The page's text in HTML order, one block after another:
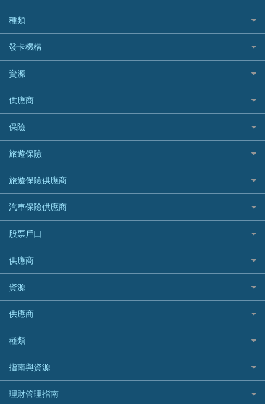
結餘轉戶(清卡數貸款)
銀行貸款
財務公司貸款
免入息貸款
免TU貸款
急借錢
緊急貸款比較
最佳小額貸款比較
易批必批貸款
24小時貸款
最佳循環貸款
BOC 中國銀行
Cashing Pro 優尚信貸
CCB(Asia) 中國建設銀行 (亞洲)
Citibank 花旗銀行
CNCBI 信銀國際
CreFIT 維信
DBS 星展銀行
DSB 大新銀行
HSBC 滙豐銀行貸款
K Cash 貸款
Mox 銀行
National Resources 中潤物業按揭
OCBC 華僑銀行
PrimeCredit 安信信貸
Promise 邦民日本財務
Rabbit Credit月兔信貸
Standard Chartered 渣打銀行
UA 亞洲聯合財務
WeLab Bank
WeLend 貸款
如何申請個人貸款
如何管理個人貸款
個人貸款有用資訊
清卡數貸款教學
循環貸款教學
個人化貸款產品推介 🔥全新
債務重組一覽
供樓利息扣稅
最佳貸款app
種類
網購優惠
精選外幣網購信用卡
尊尚信用卡
公司信用卡
電子錢包信用卡
日本遊信用卡攻略
韓國遊信用卡攻略
台灣遊信用卡攻略
機場貴賓室信用卡
銀聯信用卡
高獎賞信用卡推薦
酒店信用卡
發卡機構
Citibank花旗銀行
AE美國運通
DBS星展銀行
HSBC滙豐銀行
Mox
信銀國際
大新銀行
恒生銀行
Standard Chartered渣打銀行
東亞銀行
SIM
Airwallex信用卡
資源
Black Friday優惠
淘寶付款方式
一田購物優惠日
SOGO感謝祭
HKTVmall優惠碼
交稅優惠
酒店優惠碼
機票優惠碼
供應商
八達通自動增值信用卡
保險
旅遊保險
汽車保險
家居保險
家傭保險
寵物保險
定期人壽保險
危疾保險
年金資訊
樓宇火險
旅遊保險
日本旅遊保險及資訊
泰國旅遊保險及資訊
台灣旅遊保險及資訊
韓國旅遊保險及資訊
歐洲旅遊保險及資訊
越南旅遊保險及資訊
澳洲旅遊保險及資訊
長者嘆世界
家庭親子遊
自駕遊比較
相機有得保
專為孕婦設計的最佳旅遊保險
旅遊保險供應商
AXA 安盛
AIG 美亞
Allianz 安聯
Allied World 世聯
Avo
中國銀行
Bolttech 保特
Blue Cross 藍十字
中國平安
HSBC滙豐銀行
汽車保險供應商
大新汽車保險
中銀汽車保險
Allianz安聯汽車保險
bolttech保障汽車保險
Zurich蘇黎世汽車保險
QBE昆士蘭汽車保險
平安汽車保險
股票戶口
富途證券
IB盈透證券
老虎證券
uSMART 盈立證券
華盛証券
長橋證券
WeBull微牛證券
漲樂全球通｜華泰國際
OSL
供應商
富途牛牛好唔好？
Webull微牛證券好唔好？
Longbridge長橋證券好唔好？
老虎證券好唔好？
華盛証券好唔好？
漲樂全球通好唔好？
IB盈透證券好唔好？
資源
股票戶口開戶
證券行邊間好？
港股5隻高息ETF精選
什麼是ETF？
香港30大高息股排行
黃金ETF懶人包
供應商
銀行戶口比較
尊尚銀行戶口
Citi Plus
中信銀行inMotion
種類
定期存款
港元定存
人民幣定存
指南與資源
理財資訊
理財管理指南